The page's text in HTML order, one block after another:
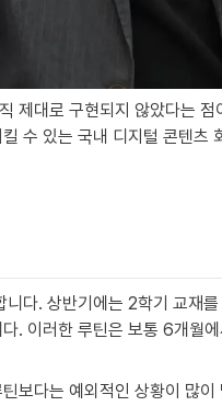
제대로 구현되지 않았다는
수 있는 국내 디지털 콘텐
다. 상반기에는 2학기 교재
. 이러한 루틴은 보통 6개월
보다는 예외적인 상황이 많